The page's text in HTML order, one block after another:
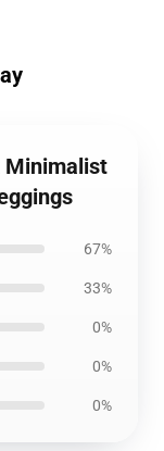
Minimalist
67%
33%
0%
0%
0%